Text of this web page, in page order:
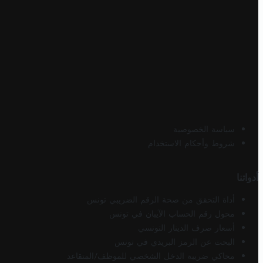
سياسة الخصوصية
شروط وأحكام الاستخدام
أدواتنا
أداة التحقق من صحة الرقم الضريبي تونس
محول رقم الحساب الآيبان في تونس
أسعار صرف الدينار التونسي
البحث عن الرمز البريدي في تونس
محاكي ضريبة الدخل الشخصي للموظف/المتقاعد